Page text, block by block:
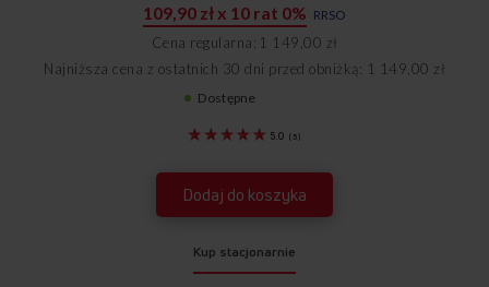
5.0 ( 5)
109,90 zł x 10 rat 0% RRSO
Cena regularna
1 149,00 zł
Najniższa cena z ostatnich 30 dni przed obniżką: 1 149,00 zł
Dostępne
Dodaj do koszyka
Kup stacjonarnie